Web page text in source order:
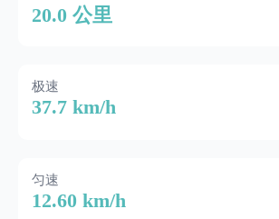
20.0 公里
极速
37.7 km/h
匀速
12.60 km/h